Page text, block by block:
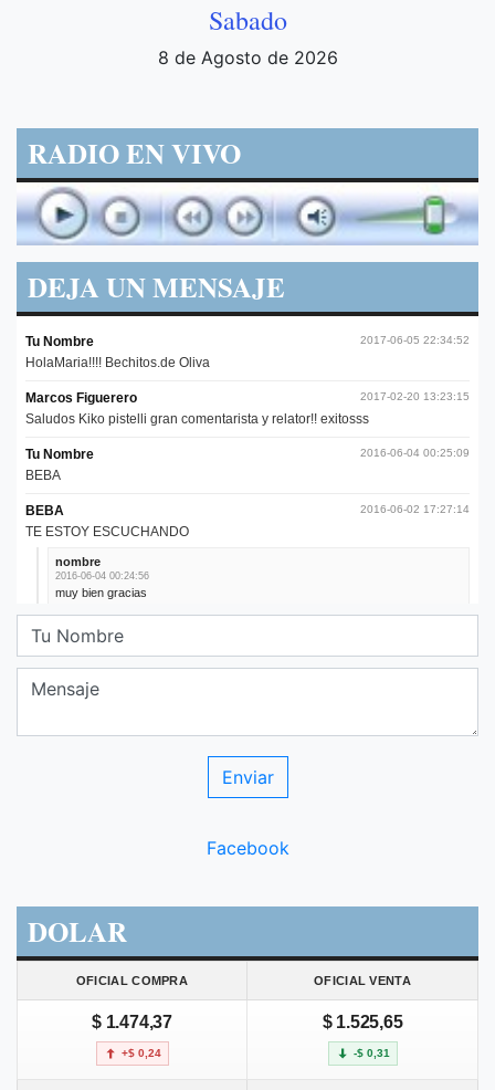
Sabado
8 de Agosto de 2026
RADIO EN VIVO
DEJA UN MENSAJE
Facebook
DOLAR
OFICIAL COMPRA OFICIAL VENTA
$ 1.474,37
+$ 0,24
$ 1.525,65
-$ 0,31